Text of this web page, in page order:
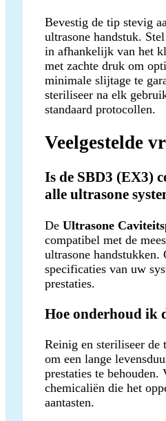
Bevestig de tip stevig
ultrasone handstuk.
in afhankelijk van het
met zachte druk om
minimale slijtage te
steriliseer na elk
standaard protocollen.
Veelgestelde
Is de SBD3 (EX3)
alle ultrasone
De Ultrasone
compatibel met de
ultrasone
specificaties van uw
prestaties.
Hoe onderhoud ik
Reinig en steriliseer de
om een lange
prestaties te behouden.
chemicaliën die het
aantasten.